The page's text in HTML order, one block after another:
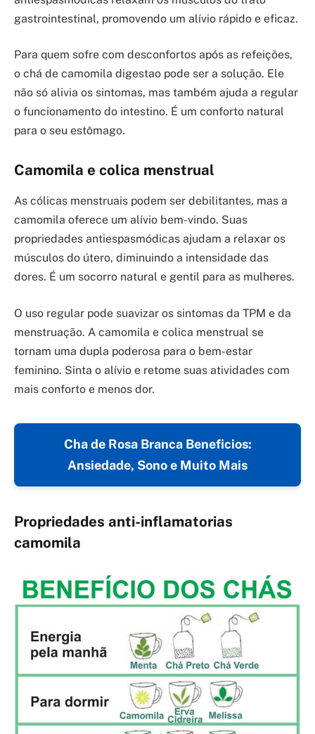
gastrointestinal, promovendo um alívio rápido e eficaz.
Para quem sofre com desconfortos após as refeições,
o chá de camomila digestao pode ser a solução. Ele
não só alivia os sintomas, mas também ajuda a regular
o funcionamento do intestino. É um conforto natural
para o seu estômago.
Camomila e colica menstrual
As cólicas menstruais podem ser debilitantes, mas a
camomila oferece um alívio bem-vindo. Suas
propriedades antiespasmódicas ajudam a relaxar os
músculos do útero, diminuindo a intensidade das
dores. É um socorro natural e gentil para as mulheres.
O uso regular pode suavizar os sintomas da TPM e da
menstruação. A camomila e colica menstrual se
tornam uma dupla poderosa para o bem-estar
feminino. Sinta o alívio e retome suas atividades com
mais conforto e menos dor.
Cha de Rosa Branca Beneficios:
Ansiedade, Sono e Muito Mais
Propriedades anti-inflamatorias
camomila